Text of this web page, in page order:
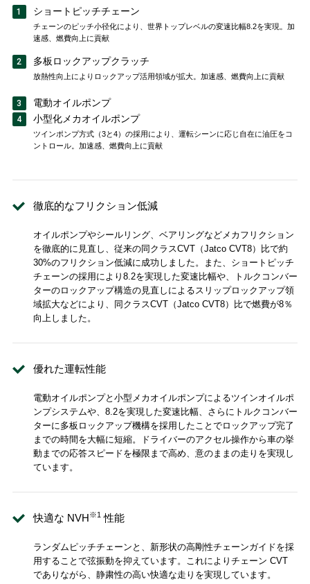
ショートピッチチェーン
チェーンのピッチ小径化により、世界トップレベルの変速比幅8.2を実現。加
速感、燃費向上に貢献
多板ロックアップクラッチ
放熱性向上によりロックアップ活用領域が拡大。加速感、燃費向上に貢献
電動オイルポンプ
小型化メカオイルポンプ
ツインポンプ方式（3と4）の採用により、運転シーンに応じ自在に油圧をコ
ントロール。加速感、燃費向上に貢献
徹底的なフリクション低減
オイルポンプやシールリング、ベアリングなどメカフリクション
を徹底的に見直し、従来の同クラスCVT（Jatco CVT8）比で約
30%のフリクション低減に成功しました。また、ショートピッチ
チェーンの採用により8.2を実現した変速比幅や、トルクコンバー
ターのロックアップ構造の見直しによるスリップロックアップ領
域拡大などにより、同クラスCVT（Jatco CVT8）比で燃費が8％
向上しました。
優れた運転性能
電動オイルポンプと小型メカオイルポンプによるツインオイルポ
ンプシステムや、8.2を実現した変速比幅、さらにトルクコンバー
ターに多板ロックアップ機構を採用したことでロックアップ完了
までの時間を大幅に短縮。ドライバーのアクセル操作から車の挙
動までの応答スピードを極限まで高め、意のままの走りを実現し
ています。
快適な NVH※1性能
ランダムピッチチェーンと、新形状の高剛性チェーンガイドを採
用することで弦振動を抑えています。これによりチェーン CVT
でありながら、静粛性の高い快適な走りを実現しています。